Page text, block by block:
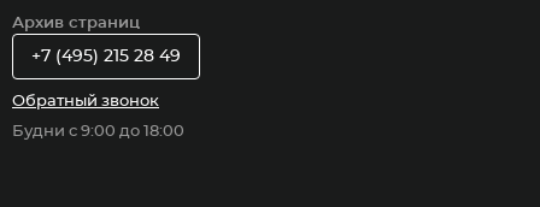
Архив страниц
+7 (495) 215 28 49
Обратный звонок
Будни с 9:00 до 18:00